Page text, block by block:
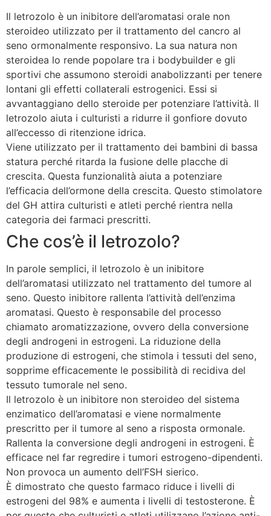
Il letrozolo è un inibitore dell’aromatasi orale non
steroideo utilizzato per il trattamento del cancro al
seno ormonalmente responsivo. La sua natura non
steroidea lo rende popolare tra i bodybuilder e gli
sportivi che assumono steroidi anabolizzanti per tenere
lontani gli effetti collaterali estrogenici. Essi si
avvantaggiano dello steroide per potenziare l’attività. Il
letrozolo aiuta i culturisti a ridurre il gonfiore dovuto
all’eccesso di ritenzione idrica.
Viene utilizzato per il trattamento dei bambini di bassa
statura perché ritarda la fusione delle placche di
crescita. Questa funzionalità aiuta a potenziare
l’efficacia dell’ormone della crescita. Questo stimolatore
del GH attira culturisti e atleti perché rientra nella
categoria dei farmaci prescritti.
Che cos’è il letrozolo?
In parole semplici, il letrozolo è un inibitore
dell’aromatasi utilizzato nel trattamento del tumore al
seno. Questo inibitore rallenta l’attività dell’enzima
aromatasi. Questo è responsabile del processo
chiamato aromatizzazione, ovvero della conversione
degli androgeni in estrogeni. La riduzione della
produzione di estrogeni, che stimola i tessuti del seno,
sopprime efficacemente le possibilità di recidiva del
tessuto tumorale nel seno.
Il letrozolo è un inibitore non steroideo del sistema
enzimatico dell’aromatasi e viene normalmente
prescritto per il tumore al seno a risposta ormonale.
Rallenta la conversione degli androgeni in estrogeni. È
efficace nel far regredire i tumori estrogeno-dipendenti.
Non provoca un aumento dell’FSH sierico.
È dimostrato che questo farmaco riduce i livelli di
estrogeni del 98% e aumenta i livelli di testosterone. È